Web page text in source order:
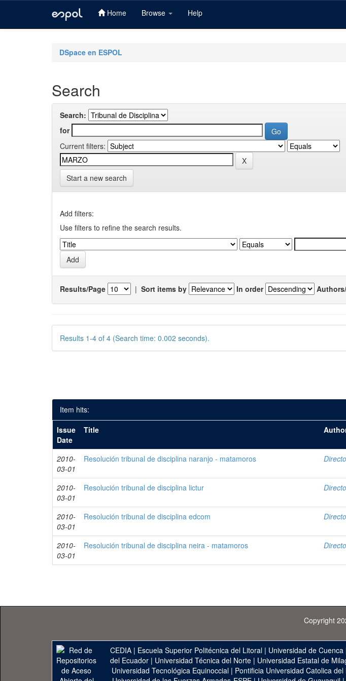
Home Browse Help
DSpace en ESPOL
Search
Search:
for
Current filters:
Start a new search
Add filters:
Use filters to refine the search results.
Results/Page | Sort items by In order
Results 1-4 of 4 (Search time: 0.002 seconds).
Item hits:
Issue
Date
Title
2010-
03-01
Resolución tribunal de disciplina naranjo - matamoros
2010-
03-01
Resolución tribunal de disciplina lictur
2010-
03-01
Resolución tribunal de disciplina edcom
2010-
03-01
Resolución tribunal de disciplina neira - matamoros
Copyright
CEDIA | Escuela Superior Politécnica del Litoral | Universidad de Cuenca
del Ecuador| Universidad Técnica del Norte| Universidad Estatal de
Universidad Tecnológica Equinoccial| Pontificia Universidad Catolica del